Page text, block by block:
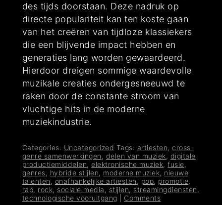
des tijds doorstaan. Deze nadruk op
directe populariteit kan ten koste gaan
van het creëren van tijdloze klassiekers
die een blijvende impact hebben en
generaties lang worden gewaardeerd.
Hierdoor dreigen sommige waardevolle
muzikale creaties ondergesneeuwd te
raken door de constante stroom van
vluchtige hits in de moderne
muziekindustrie.
Categories: Uncategorized Tags: artiesten,cross-
genre samenwerkingen , delen van muziek, digitale
productiemiddelen,elektronische muziek,fusie,
genres, hybride stijlen, moderne muziek, nieuwe
talenten , onafhankelijke artiesten , pop, promotie,
rap, rock, sociale media , stijlen, streamingdiensten ,
technologische vooruitgang
Comments